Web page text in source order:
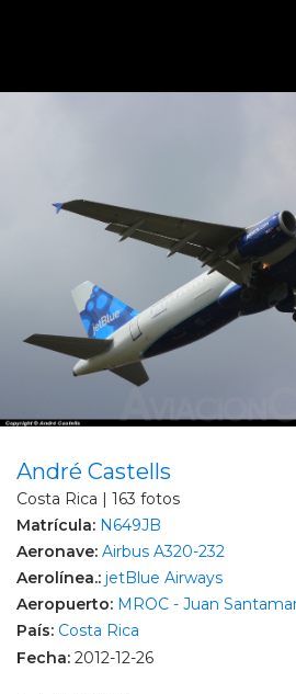
André Castells
Costa Rica | 163 fotos
Matrícula: N649JB
Aeronave: Airbus A320-232
Aerolínea.: jetBlue Airways
Aeropuerto: MROC - Juan
País: Costa Rica
Fecha: 2012-12-26